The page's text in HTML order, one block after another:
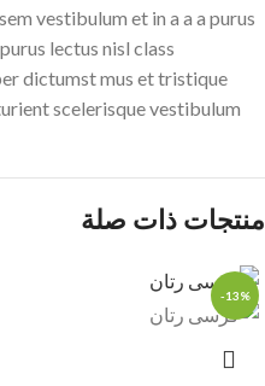
vestibulum et in a a a purus
lectus nisl class
dictumst mus et tristique
scelerisque vestibulum
منتجات ذات صلة
-13%